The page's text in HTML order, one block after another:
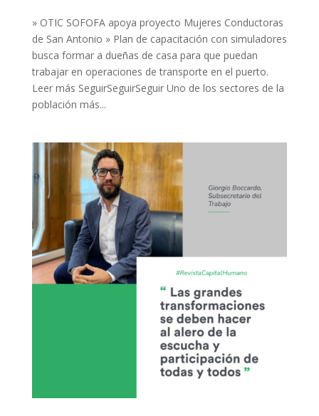
» OTIC SOFOFA apoya proyecto Mujeres Conductoras
de San Antonio » Plan de capacitación con simuladores
busca formar a dueñas de casa para que puedan
trabajar en operaciones de transporte en el puerto.
Leer más SeguirSeguirSeguir Uno de los sectores de la
población más...